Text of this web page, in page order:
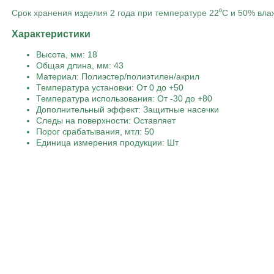
Срок хранения изделия 2 года при температуре 22⁰С и 50%
Характеристики
Высота, мм: 18
Общая длина, мм: 43
Материал: Полиэстер/полиэтилен/акрил
Температура установки: От 0 до +50
Температура использования: От -30 до +80
Дополнительный эффект: Защитные насечки
Следы на поверхности: Оставляет
Порог срабатывания, мтл: 50
Единица измерения продукции: Шт